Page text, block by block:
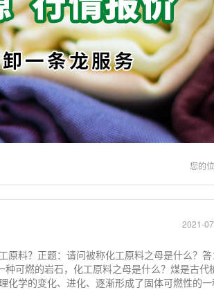
您的位
2021-
原料？正题：请问被称化工原料之母是什么？
种可燃的岩石，化工原料之母是什么？煤是古代
学的变化、进化、逐渐形成了固体可燃性的一